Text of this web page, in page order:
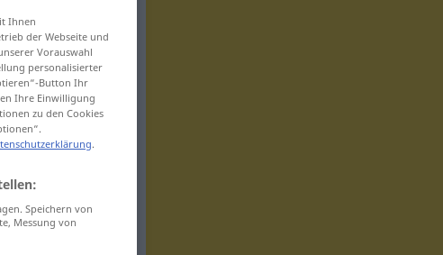
Ihnen
der Webseite und
Vorauswahl
personalisierter
Button Ihr
Ihre Einwilligung
zu den Cookies
.
Speichern von
Messung von